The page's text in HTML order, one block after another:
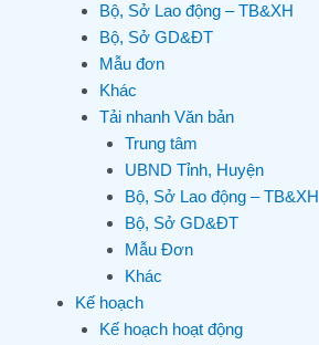
Bộ, Sở Lao động – TB&XH
Bộ, Sở GD&ĐT
Mẫu đơn
Khác
Tải nhanh Văn bản
Trung tâm
UBND Tỉnh, Huyện
Bộ, Sở Lao động – TB&XH
Bộ, Sở GD&ĐT
Mẫu Đơn
Khác
Kế hoạch
Kế hoạch hoạt động